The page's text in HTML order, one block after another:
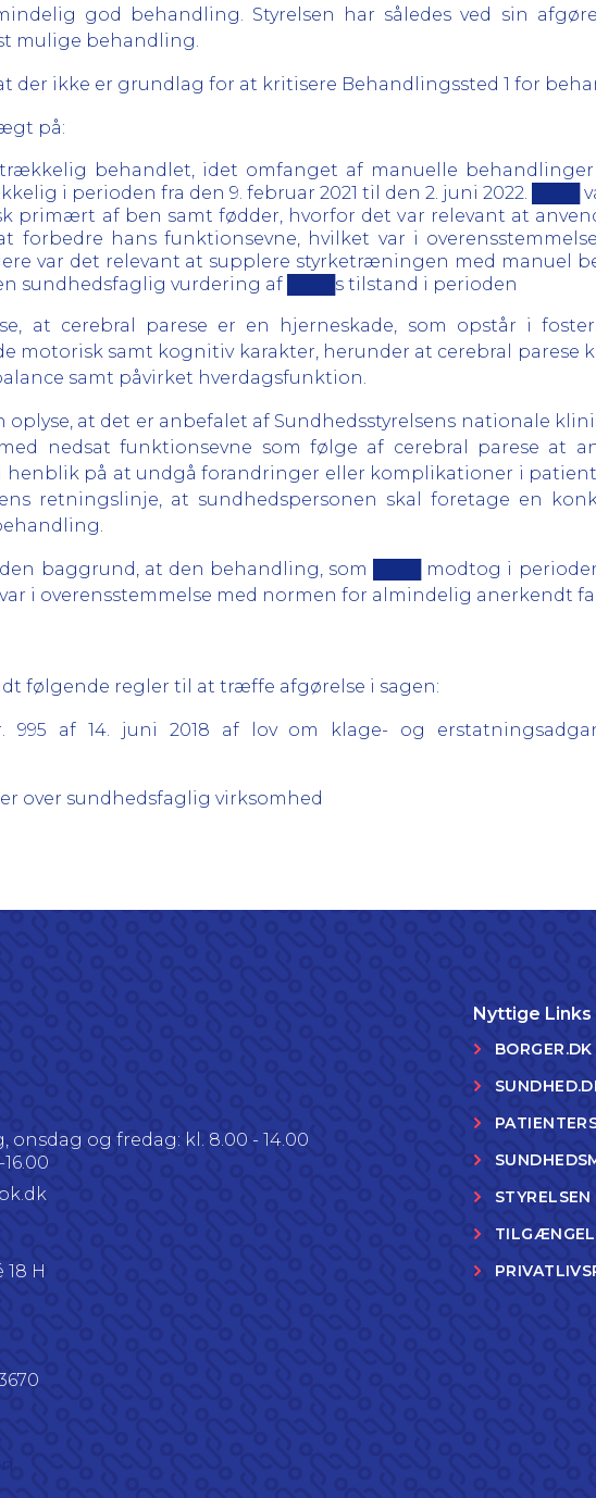
god behandling. Styrelsen har således ved sin
mulige behandling.
der ikke er grundlag for at kritisere Behandlingssted 1 for
på:
behandlet, idet omfanget af manuelle
i perioden fra den 9. februar 2021 til den 2. juni 2022.
primært af ben samt fødder, hvorfor det var relevant at
forbedre hans funktionsevne, hvilket var i
var det relevant at supplere styrketræningen med manuel
sundhedsfaglig vurdering af ████s tilstand i perioden
at cerebral parese er en hjerneskade, som opstår i
motorisk samt kognitiv karakter, herunder at cerebral parese
samt påvirket hverdagsfunktion.
oplyse, at det er anbefalet af Sundhedsstyrelsens nationale
nedsat funktionsevne som følge af cerebral parese at
på at undgå forandringer eller komplikationer i
retningslinje, at sundhedspersonen skal foretage en
baggrund, at den behandling, som ████ modtog i
i overensstemmelse med normen for almindelig anerkendt
følgende regler til at træffe afgørelse i sagen:
995 af 14. juni 2018 af lov om klage- og
over sundhedsfaglig virksomhed
onsdag og fredag: kl. 8.00 - 14.00
H
Nyttige Links
BORGER.DK